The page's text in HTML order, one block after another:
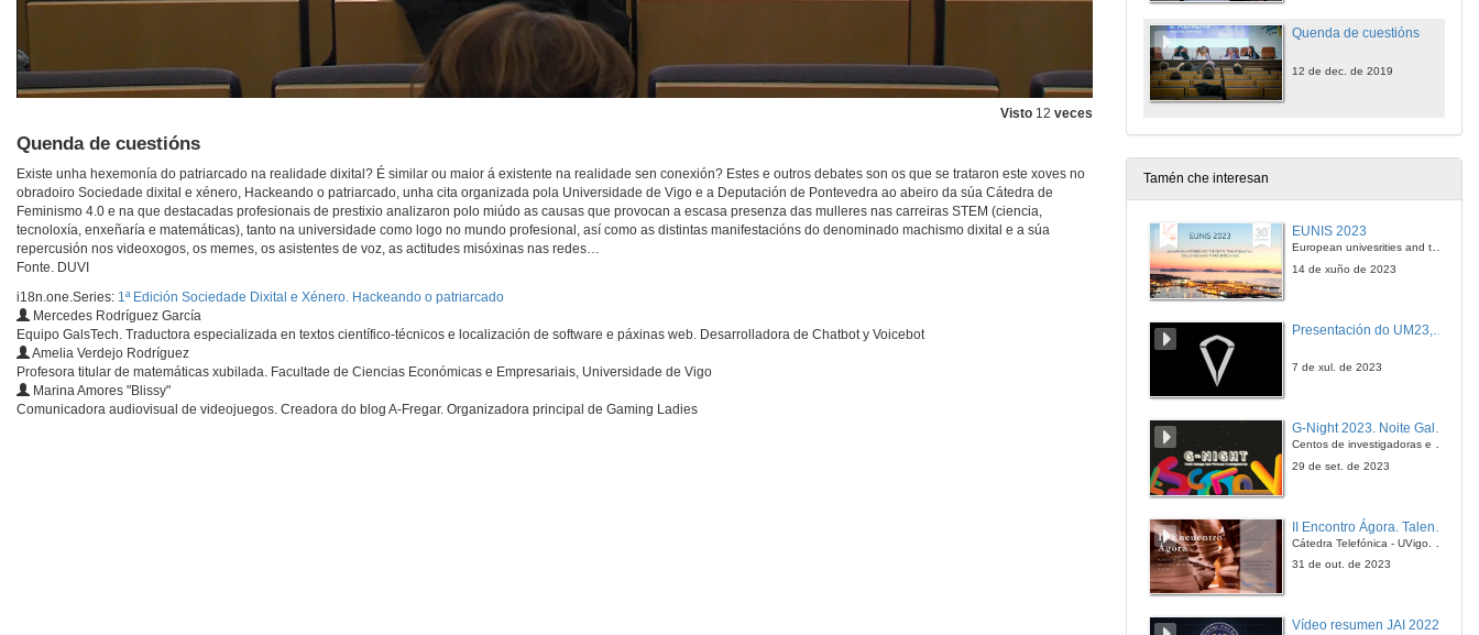
Visto 12 veces
Quenda de cuestións
Existe unha hexemonía do patriarcado na realidade dixital? É similar ou maior á existente na realidade sen conexión? Estes e outros debates son os que se trataron este xoves no
obradoiro Sociedade dixital e xénero, Hackeando o patriarcado, unha cita organizada pola Universidade de Vigo e a Deputación de Pontevedra ao abeiro da súa Cátedra de
Feminismo 4.0 e na que destacadas profesionais de prestixio analizaron polo miúdo as causas que provocan a escasa presenza das mulleres nas carreiras STEM (ciencia,
tecnoloxía, enxeñaría e matemáticas), tanto na universidade como logo no mundo profesional, así como as distintas manifestacións do denominado machismo dixital e a súa
repercusión nos videoxogos, os memes, os asistentes de voz, as actitudes misóxinas nas redes…
Fonte. DUVI
i18n.one.Series: 1ª Edición Sociedade Dixital e Xénero. Hackeando o patriarcado
Mercedes Rodríguez García
Equipo GalsTech. Traductora especializada en textos científico-técnicos e localización de software e páxinas web. Desarrolladora de Chatbot y Voicebot
Amelia Verdejo Rodríguez
Profesora titular de matemáticas xubilada. Facultade de Ciencias Económicas e Empresariais, Universidade de Vigo
Marina Amores "Blissy"
Comunicadora audiovisual de videojuegos. Creadora do blog A-Fregar. Organizadora principal de Gaming Ladies
Quenda de cuestións
12 de dec. de 2019
Tamén che interesan
EUNIS 2023
European univesrities and the digital transformation: challenges and opportunities ahead
14 de xuño de 2023
7 de xul. de 2023
G-Night 2023. Noite Galega das Persoas Investigadoras. Conciencias creativas
Centos de investigadoras e investigadores, decenas de actividades e sete cidades
29 de set. de 2023
Cátedra Telefónica - UVigo. Espazos de innovación
31 de out. de 2023
Vídeo resumen JAI 2022